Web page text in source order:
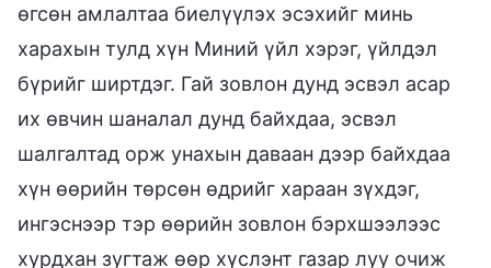
өгсөн амлалтаа биелүүлэх эсэхийг минь
харахын тулд хүн Миний үйл хэрэг, үйлдэл
бүрийг ширтдэг. Гай зовлон дунд эсвэл асар
их өвчин шаналал дунд байхдаа, эсвэл
шалгалтад орж унахын даваан дээр байхдаа
хүн өөрийн төрсөн өдрийг хараан зүхдэг,
ингэснээр тэр өөрийн зовлон бэрхшээлээс
хурдхан зугтаж өөр хүслэнт газар луу очиж